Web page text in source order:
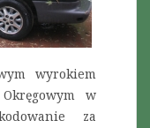
wyrokiem
w
za